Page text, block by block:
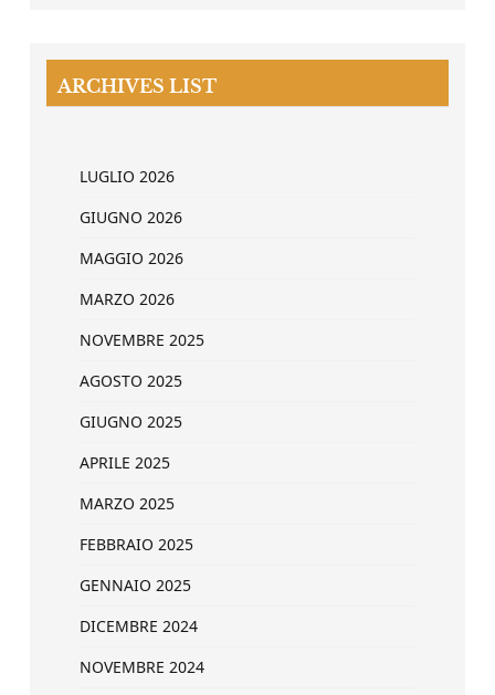
ARCHIVES LIST
LUGLIO 2026
GIUGNO 2026
MAGGIO 2026
MARZO 2026
NOVEMBRE 2025
AGOSTO 2025
GIUGNO 2025
APRILE 2025
MARZO 2025
FEBBRAIO 2025
GENNAIO 2025
DICEMBRE 2024
NOVEMBRE 2024